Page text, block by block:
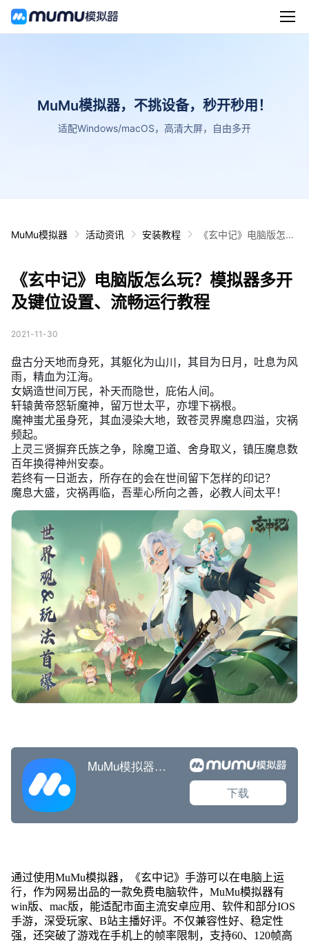
MuMu模拟器，不挑设备，秒开秒用！
适配Windows/macOS，高清大屏，自由多开
MuMu模拟器 活动资讯 安装教程
《玄中记》电脑版怎么
《玄中记》电脑版怎么玩？模拟器多开
及键位设置、流畅运行教程
2021-11-30
盘古分天地而身死，其躯化为山川，其目为日月，吐息为风
雨，精血为江海。
女娲造世间万民，补天而隐世，庇佑人间。
轩辕黄帝怒斩魔神，留万世太平，亦埋下祸根。
魔神蚩尤虽身死，其血浸染大地，致苍灵界魔息四溢，灾祸
频起。
上灵三贤摒弃氏族之争，除魔卫道、舍身取义，镇压魔息数
百年换得神州安泰。
若终有一日逝去，所存在的会在世间留下怎样的印记？
魔息大盛，灾祸再临，吾辈心所向之善，必教人间太平！
通过使用MuMu模拟器，《玄中记》手游可以在电脑上运
行，作为网易出品的一款免费电脑软件，MuMu模拟器有
win版、mac版，能适配市面主流安卓应用、软件和部分IOS
手游，深受玩家、B站主播好评。不仅兼容性好、稳定性
强，还突破了游戏在手机上的帧率限制，支持60、120帧高